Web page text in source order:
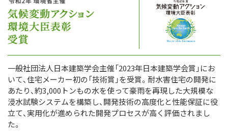
一般社団法人日本建築学会主催「2023年日本建築学会賞」にお
いて、住宅メーカー初の「技術賞」を受賞。耐水害住宅の開発に
あたり、約3,000トンもの水を使って豪雨を再現した大規模な
浸水試験システムを構築し、開発技術の高度化と性能保証に役
立て、実用化が進められた開発プロセスが高く評価されまし
た。